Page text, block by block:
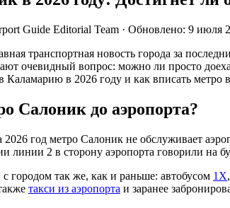
Guide Editorial Team · Обновлено: 9 июля
транспортная новость города за
очевидный вопрос: можно ли просто
Каламарию в 2026 году и как вписать метро
Салоник до аэропорта?
год метро Салоник не обслуживает
линии 2 в сторону аэропорта говорили на
с городом так же, как и раньше: автобусом 1X
такси из аэропорта и заранее